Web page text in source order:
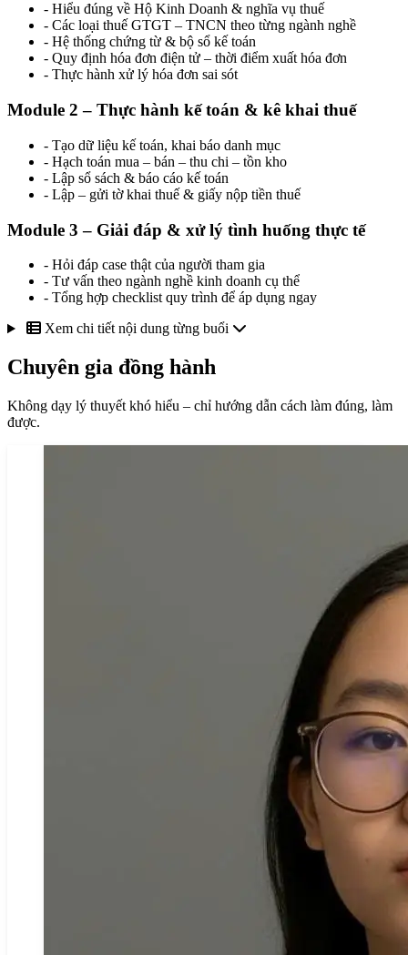
- Hiểu đúng về Hộ Kinh Doanh & nghĩa vụ thuế
- Các loại thuế GTGT – TNCN theo từng ngành nghề
- Hệ thống chứng từ & bộ sổ kế toán
- Quy định hóa đơn điện tử – thời điểm xuất hóa đơn
- Thực hành xử lý hóa đơn sai sót
Module 2 – Thực hành kế toán & kê khai thuế
- Tạo dữ liệu kế toán, khai báo danh mục
- Hạch toán mua – bán – thu chi – tồn kho
- Lập sổ sách & báo cáo kế toán
- Lập – gửi tờ khai thuế & giấy nộp tiền thuế
Module 3 – Giải đáp & xử lý tình huống thực tế
- Hỏi đáp case thật của người tham gia
- Tư vấn theo ngành nghề kinh doanh cụ thể
- Tổng hợp checklist quy trình để áp dụng ngay
Xem chi tiết nội dung từng buổi
Chuyên gia đồng hành
Không dạy lý thuyết khó hiểu – chỉ hướng dẫn cách làm đúng, làm
được.